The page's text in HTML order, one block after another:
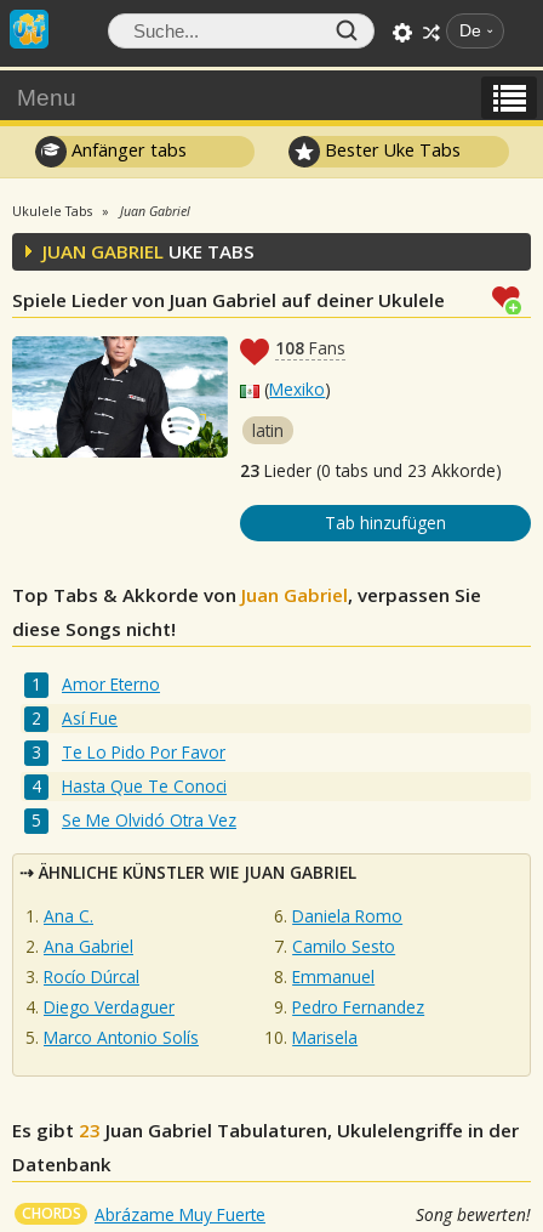
De
Menu
Anfänger tabs Bester Uke Tabs
Ukulele Tabs Juan Gabriel
JUAN GABRIEL UKE TABS
Spiele Lieder von Juan Gabriel auf deiner Ukulele
108 Fans
(Mexiko)
latin
23 Lieder (0 tabs und 23 Akkorde)
Tab hinzufügen
Top Tabs & Akkorde von Juan Gabriel, verpassen Sie
diese Songs nicht!
Amor Eterno
Así Fue
Te Lo Pido Por Favor
Hasta Que Te Conoci
Se Me Olvidó Otra Vez
ÄHNLICHE KÜNSTLER WIE JUAN GABRIEL
Ana C.
Ana Gabriel
Rocío Dúrcal
Diego Verdaguer
Marco Antonio Solís
Daniela Romo
Camilo Sesto
Emmanuel
Pedro Fernandez
Marisela
Es gibt 23 Juan Gabriel Tabulaturen, Ukulelengriffe in der
Datenbank
CHORDS Abrázame Muy Fuerte Song bewerten!